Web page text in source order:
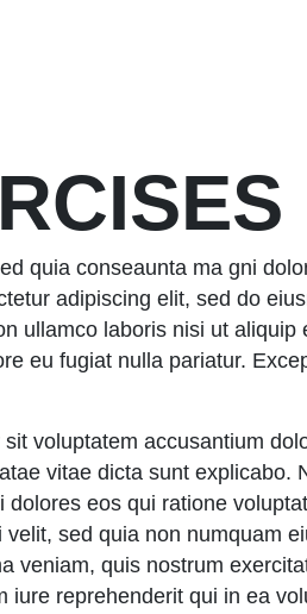
quia conseaunta ma gni
adipiscing elit, sed do
ullamco laboris nisi ut
eu fugiat nulla pariatur.
voluptatem accusantium
vitae dicta sunt
eos qui ratione
sed quia non numquam
veniam, quis nostrum
reprehenderit qui in ea